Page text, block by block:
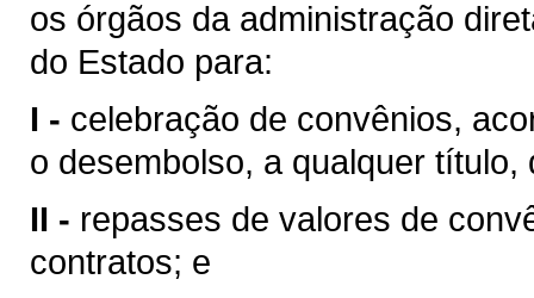
os órgãos da administração
do Estado para:
I - celebração de convênios,
o desembolso, a qualquer
II - repasses de valores de
contratos; e